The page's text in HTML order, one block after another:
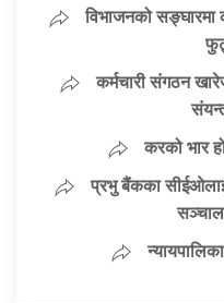
विभाजनको सङ्घारमा
कर्मचारी संगठन
करको भार
प्रभु बैंकका